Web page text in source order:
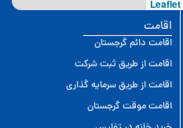
اقامت
اقامت دائم گرجستان
اقامت از طریق ثبت شرکت
اقامت از طریق سرمایه گذاری
اقامت موقت گرجستان